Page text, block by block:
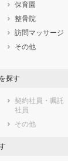
分県
縄県
保育園
整骨院
訪問マッサージ
その他
探す
契約社員・嘱託
社員
その他